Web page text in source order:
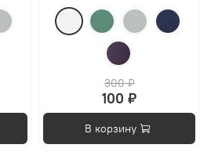
300 ₽
100 ₽
В корзину